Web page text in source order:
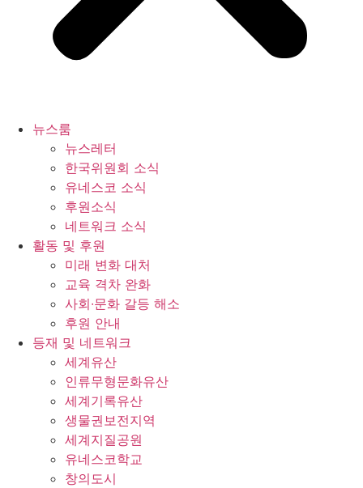
뉴스룸
뉴스레터
한국위원회 소식
유네스코 소식
후원소식
네트워크 소식
활동 및 후원
미래 변화 대처
교육 격차 완화
사회∙문화 갈등 해소
후원 안내
등재 및 네트워크
세계유산
인류무형문화유산
세계기록유산
생물권보전지역
세계지질공원
유네스코학교
창의도시